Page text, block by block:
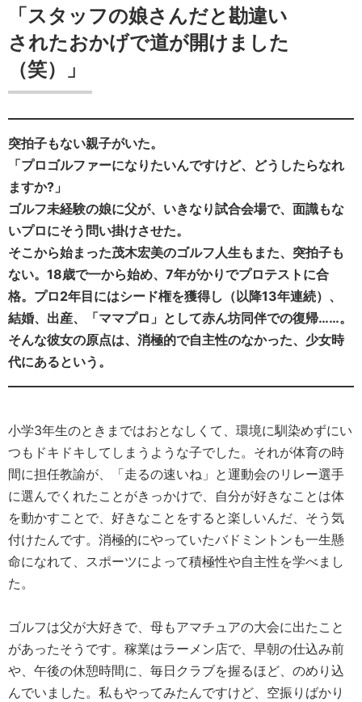
「スタッフの娘さんだと勘違い
されたおかげで道が開けました
（笑）」
突拍子もない親子がいた。
「プロゴルファーになりたいんですけど、どうしたらなれ
ますか?」
ゴルフ未経験の娘に父が、いきなり試合会場で、面識もな
いプロにそう問い掛けさせた。
そこから始まった茂木宏美のゴルフ人生もまた、突拍子も
ない。18歳で一から始め、7年がかりでプロテストに合
格。プロ2年目にはシード権を獲得し（以降13年連続）、
結婚、出産、「ママプロ」として赤ん坊同伴での復帰……。
そんな彼女の原点は、消極的で自主性のなかった、少女時
代にあるという。
小学3年生のときまではおとなしくて、環境に馴染めずにい
つもドキドキしてしまうような子でした。それが体育の時
間に担任教諭が、「走るの速いね」と運動会のリレー選手
に選んでくれたことがきっかけで、自分が好きなことは体
を動かすことで、好きなことをすると楽しいんだ、そう気
付けたんです。消極的にやっていたバドミントンも一生懸
命になれて、スポーツによって積極性や自主性を学べまし
た。
ゴルフは父が大好きで、母もアマチュアの大会に出たこと
があったそうです。稼業はラーメン店で、早朝の仕込み前
や、午後の休憩時間に、毎日クラブを握るほど、のめり込
んでいました。私もやってみたんですけど、空振りばかり